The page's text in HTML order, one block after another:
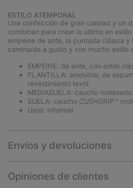
ESTILO ATEMPORAL
Una confección de gran calidad y un
combinan para crear lo último en
empeine de ante, la puntada clásica y
caminarás a gusto y con mucho estilo
EMPEINE: de ante, con estilo
PLANTILLA: amovible, de
revestimiento textil.
MEDIASUELA: caucho moldeado.
SUELA: caucho CUSHGRIP™
Usos: Informal
Envíos y devoluciones
Opiniones de clientes